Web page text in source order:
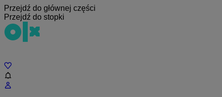
Przejdź do głównej części
Przejdź do stopki